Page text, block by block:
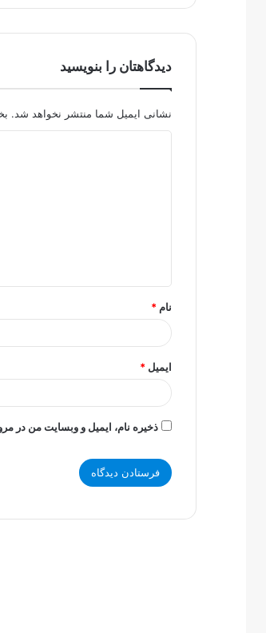
دیدگاهتان را بنویسید
نشانی ایمیل شما منتشر نخواهد شد.
*
نام *
ایمیل *
ذخیره نام، ایمیل و وبسایت من در